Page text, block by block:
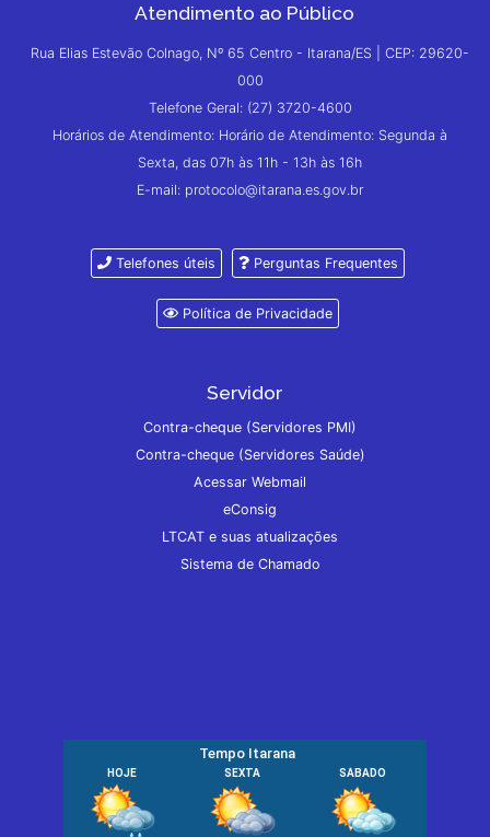
Atendimento ao Público
Rua Elias Estevão Colnago, Nº 65 Centro - Itarana/ES | CEP: 29620-
000
Telefone Geral: (27) 3720-4600
Horários de Atendimento: Horário de Atendimento: Segunda à
Sexta, das 07h às 11h - 13h às 16h
E-mail: protocolo@itarana.es.gov.br
Telefones úteis Perguntas Frequentes
Política de Privacidade
Servidor
Contra-cheque (Servidores PMI)
Contra-cheque (Servidores Saúde)
Acessar Webmail
eConsig
LTCAT e suas atualizações
Sistema de Chamado